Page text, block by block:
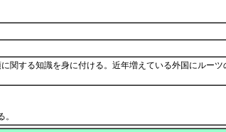
する知識を身に付ける。近年増えている外国にルー
。